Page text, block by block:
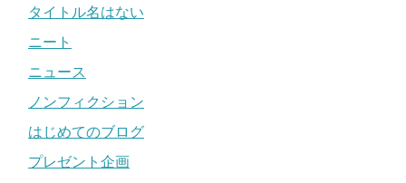
タイトル名はない
ニート
ニュース
ノンフィクション
はじめてのブログ
プレゼント企画